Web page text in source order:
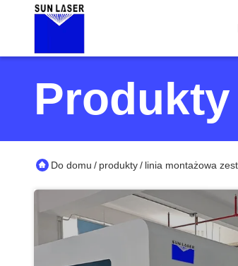
Produkty
Do domu / produkty/ linia montażowa